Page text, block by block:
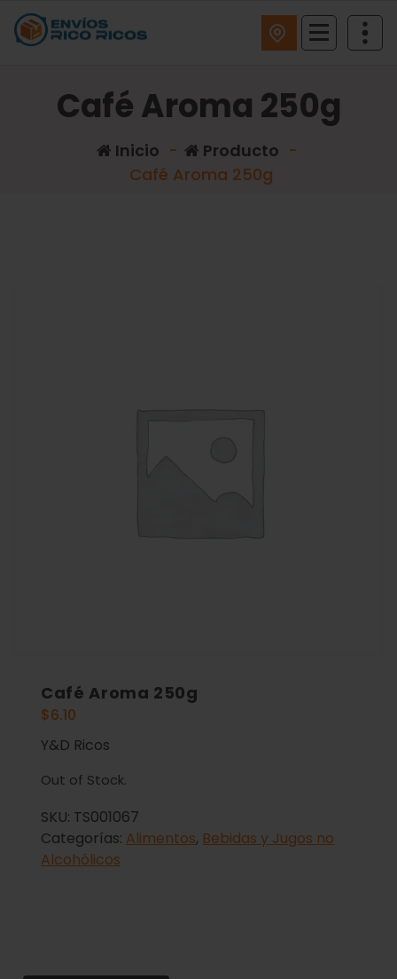
Café Aroma 250g
Inicio - Producto -
Café Aroma 250g
Café Aroma 250g
$6.10
Y&D Ricos
Out of Stock.
SKU: TS001067
Categorías: Alimentos, Bebidas y Jugos no
Alcohólicos